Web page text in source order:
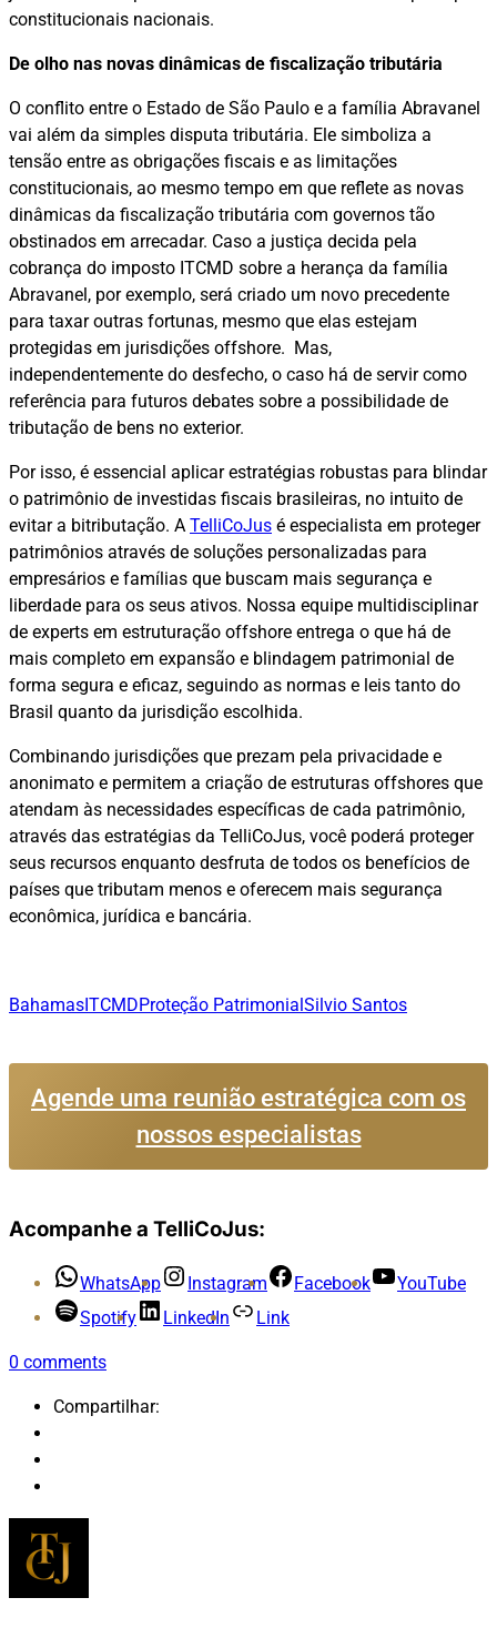
constitucionais nacionais.
De olho nas novas dinâmicas de fiscalização tributária
O conflito entre o Estado de São Paulo e a família Abravanel
vai além da simples disputa tributária. Ele simboliza a
tensão entre as obrigações fiscais e as limitações
constitucionais, ao mesmo tempo em que reflete as novas
dinâmicas da fiscalização tributária com governos tão
obstinados em arrecadar. Caso a justiça decida pela
cobrança do imposto ITCMD sobre a herança da família
Abravanel, por exemplo, será criado um novo precedente
para taxar outras fortunas, mesmo que elas estejam
protegidas em jurisdições offshore. Mas,
independentemente do desfecho, o caso há de servir como
referência para futuros debates sobre a possibilidade de
tributação de bens no exterior.
Por isso, é essencial aplicar estratégias robustas para blindar
o patrimônio de investidas fiscais brasileiras, no intuito de
evitar a bitributação. A TelliCoJus é especialista em proteger
patrimônios através de soluções personalizadas para
empresários e famílias que buscam mais segurança e
liberdade para os seus ativos. Nossa equipe multidisciplinar
de experts em estruturação offshore entrega o que há de
mais completo em expansão e blindagem patrimonial de
forma segura e eficaz, seguindo as normas e leis tanto do
Brasil quanto da jurisdição escolhida.
Combinando jurisdições que prezam pela privacidade e
anonimato e permitem a criação de estruturas offshores que
atendam às necessidades específicas de cada patrimônio,
através das estratégias da TelliCoJus, você poderá proteger
seus recursos enquanto desfruta de todos os benefícios de
países que tributam menos e oferecem mais segurança
econômica, jurídica e bancária.
BahamasITCMDProteção PatrimonialSilvio Santos
Agende uma reunião estratégica com os
nossos especialistas
Acompanhe a TelliCoJus:
WhatsApp Instagram Facebook
YouTube
Spotify
LinkedIn Link
0 comments
Compartilhar: